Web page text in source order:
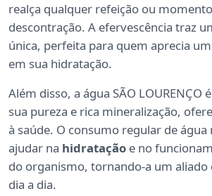
realça qualquer refeição ou
descontração. A efervescência traz
única, perfeita para quem aprecia
em sua hidratação.
Além disso, a água SÃO LOURENÇO
sua pureza e rica mineralização,
à saúde. O consumo regular de
ajudar na hidratação e no
do organismo, tornando-a um aliado
dia a dia.